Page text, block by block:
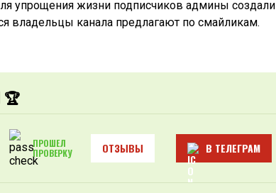
упрощения жизни подписчиков админы создали
владельцы канала предлагают по смайликам.
🏆
ПРОШЕЛ
ПРОВЕРКУ
ОТЗЫВЫ В ТЕЛЕГРАМ